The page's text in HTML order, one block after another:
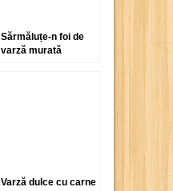
Sărmăluțe-n foi de
varză murată
Varză dulce cu carne